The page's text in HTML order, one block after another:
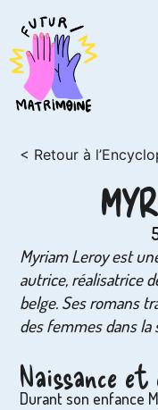
< Retour à
Myriam Leroy est
autrice, réalisatrice
belge. Ses romans
des femmes dans la
Naissance et
Durant son enfance